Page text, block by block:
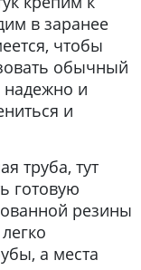
в заранее
чтобы
обычный
надежно и
и
труба, тут
готовую
резины
а места